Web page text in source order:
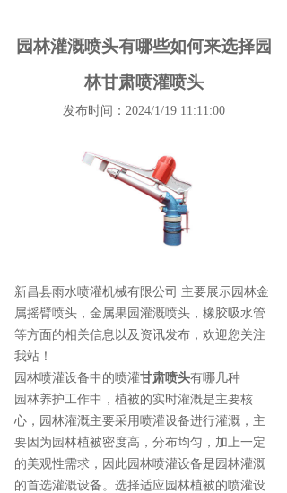
园林灌溉喷头有哪些如何来选择园
林甘肃喷灌喷头
发布时间：2024/1/19 11:11:00
新昌县雨水喷灌机械有限公司 主要展示园林金
属摇臂喷头 ，金属果园灌溉喷头，橡胶吸水管
等方面的相关信息以及资讯发布，欢迎您关注
我站！
园林喷灌设备中的喷灌甘肃喷头有哪几种
园林养护工作中，植被的实时灌溉是主要核
心，园林灌溉主要采用喷灌设备进行灌溉，主
要因为园林植被密度高，分布均匀，加上一定
的美观性需求，因此园林喷灌设备是园林灌溉
的首选灌溉设备。选择适应园林植被的喷灌设